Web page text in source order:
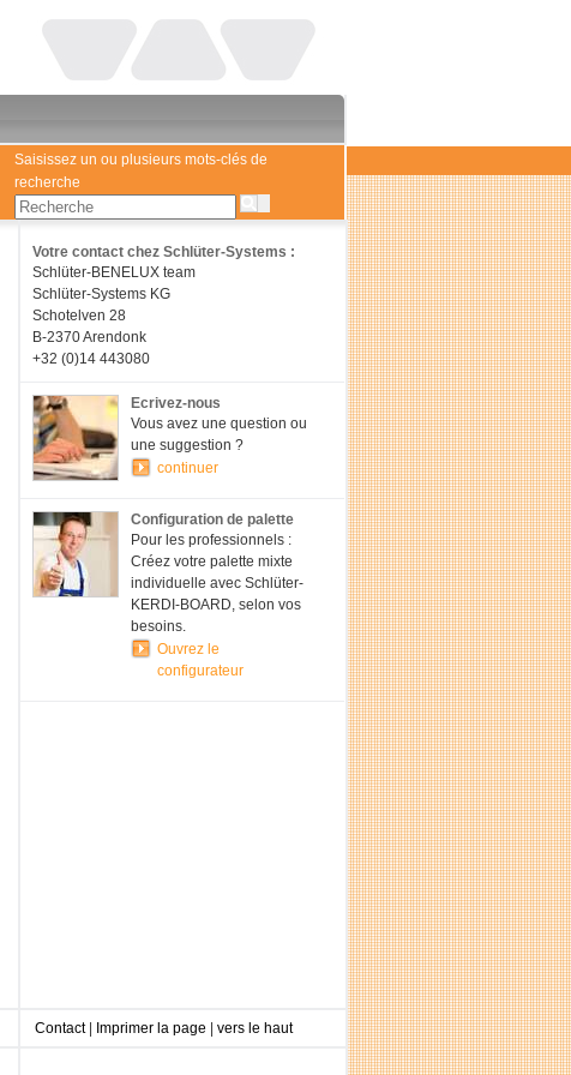
Saisissez un ou plusieurs mots-clés de
recherche
Votre contact chez Schlüter-Systems :
Schlüter-BENELUX team
Schlüter-Systems KG
Schotelven 28
B-2370 Arendonk
+32 (0)14 443080
Ecrivez-nous
Vous avez une question ou
une suggestion ?
continuer
Configuration de palette
Pour les professionnels :
Créez votre palette mixte
individuelle avec Schlüter-
KERDI-BOARD, selon vos
besoins.
Ouvrez le
configurateur
Contact| Imprimer la page |vers le haut